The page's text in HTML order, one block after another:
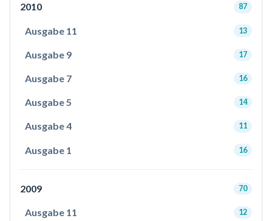
2010 87
Ausgabe 11 13
Ausgabe 9 17
Ausgabe 7 16
Ausgabe 5 14
Ausgabe 4 11
Ausgabe 1 16
2009 70
Ausgabe 11 12